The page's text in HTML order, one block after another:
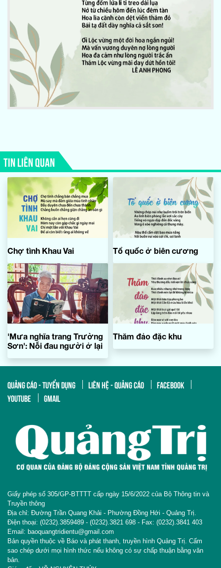
TIN LIÊN QUAN
Chợ tình Khau Vai Tổ quốc ở biên cương
'Mưa nghĩa trang Trường
Sơn': Nỗi đau người ở lại
Thăm đảo đặc khu
QUẢNG CÁO - TUYỂN DỤNG LIÊN HỆ - QUẢNG CÁO
FACEBOOK
YOUTUBE
GMAIL
Giấy phép số 305/GP-BTTTT cấp ngày 15/6/2022 của Bộ Thông tin và
Truyền thông
Địa chỉ: Đường Trần Quang Khải - Phường Đồng Hới - Quảng Trị.
Điện thoại: (0232).3859489 - (0232).3821 698 - Fax: (0232).3841 403
Email: baoquangtridientu@gmail.com
Bản quyền thuộc về Báo và phát thanh, truyền hình Quảng Trị. Cấm
sao chép dưới mọi hình thức nếu không có sự chấp thuận bằng văn
bản.